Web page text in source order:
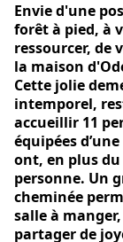
Envie d'une
forêt à pied, à
ressourcer, de
la maison
Cette jolie
intemporel,
accueillir 11
équipées
ont, en plus
personne. Un
cheminée
salle à
partager de